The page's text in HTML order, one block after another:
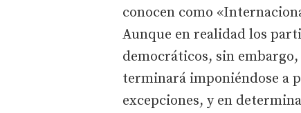
conocen como
Aunque en realidad los
democráticos, sin
terminará imponiéndose a
excepciones, y en